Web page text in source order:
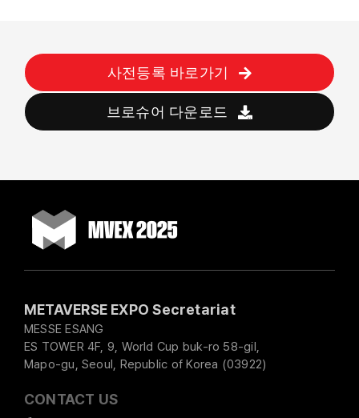
사전등록 바로가기
브로슈어 다운로드
METAVERSE EXPO Secretariat
MESSE ESANG
ES TOWER 4F, 9, World Cup buk-ro 58-gil,
Mapo-gu, Seoul, Republic of Korea (03922)
CONTACT US